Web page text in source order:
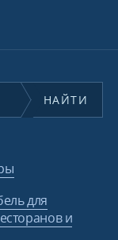
НАЙТИ
для
и